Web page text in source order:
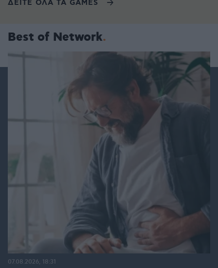
ΔΕΙΤΕ ΟΛΑ ΤΑ GAMES
Best of Network
07.08.2026, 18:31